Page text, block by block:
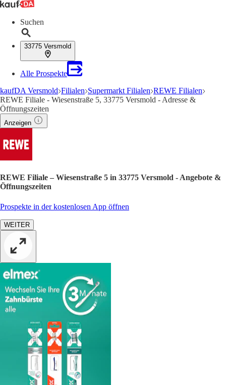
Suchen
33775 Versmold
Alle Prospekte
kaufDA Versmold Filialen Supermarkt Filialen REWE Filialen
REWE Filiale - Wiesenstraße 5, 33775 Versmold - Adresse &
Öffnungszeiten
Anzeigen
REWE Filiale – Wiesenstraße 5 in 33775 Versmold - Angebote &
Öffnungszeiten
Prospekte in der kostenlosen App öffnen
WEITER